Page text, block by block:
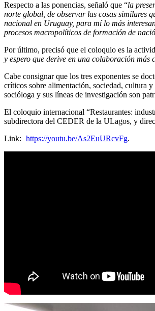
Respecto a las ponencias, señaló que “la
norte global, de observar las cosas similares
nacional en Uruguay, para mí lo más
procesos macropolíticos de formación de
Por último, precisó que el coloquio es la
y espero que derive en una colaboración más
Cabe consignar que los tres exponentes se
críticos sobre alimentación, sociedad, cultura
socióloga y sus líneas de investigación son
El coloquio internacional “Restaurantes:
subdirectora del CEDER de la ULagos, y
Link: https://youtu.be/As2EuURcvFg.